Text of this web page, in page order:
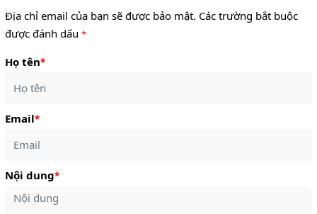
Địa chỉ email của bạn sẽ được bảo mật. Các trường bắt buộc
được đánh dấu *
Họ tên*
Email*
Nội dung*